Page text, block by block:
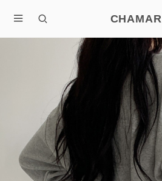
CHAMAR